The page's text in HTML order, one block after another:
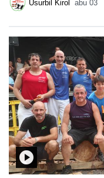
Usurbil Kirol abu 03